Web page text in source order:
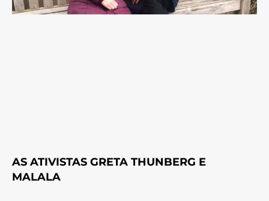
AS ATIVISTAS GRETA THUNBERG E
MALALA